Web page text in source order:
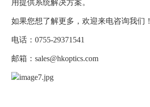
用提供系统解决方案。
如果您想了解更多，欢迎来电咨询我们！
电话：0755-29371541
邮箱：sales@hkoptics.com